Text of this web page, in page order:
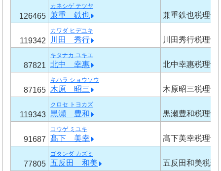
126465
カネシゲ テツヤ
兼重 鉄也 兼重鉄也税理士
119342
カワダ ヒデユキ
川田 秀行 川田秀行税理士
87821
キタナカ ユキエ
北中 幸惠 北中幸惠税理士
87165
キハラ ショウソウ
木原 昭三 木原昭三税理士
119343
クロセ トヨカズ
黒瀬 豊和 黒瀬豊和税理士
91687
コウゲ ミユキ
髙下 美幸 髙下美幸税理士
77805
ゴタンダ カズミ
五反田 和美 五反田和美税理